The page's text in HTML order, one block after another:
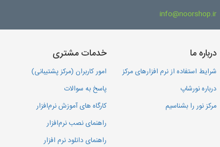
info@noorshop.ir
درباره ما
شرایط استفاده از نرم افزارهای مرکز
درباره نورشاپ
مرکز نور را بشناسیم
خدمات مشتری
امور کاربران (مرکز پشتیبانی)
پاسخ به سوالات
کارگاه های آموزش نرم‌افزار
راهنمای نصب نرم‌افزار
راهنمای دانلود نرم افزار